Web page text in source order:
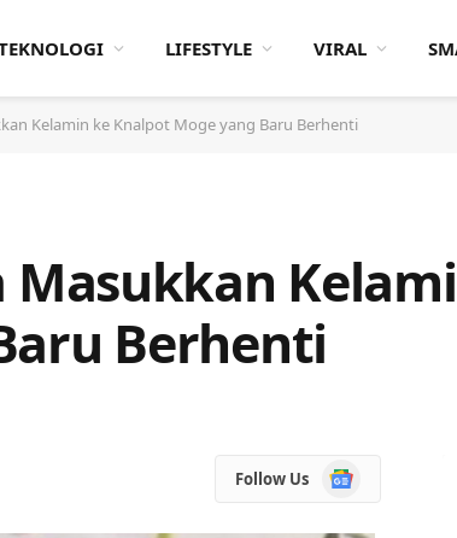
LIFESTYLE VIRAL
Kelamin ke Knalpot Moge yang Baru Berhenti
Masukkan
Berhenti
Follow Us
Google
News